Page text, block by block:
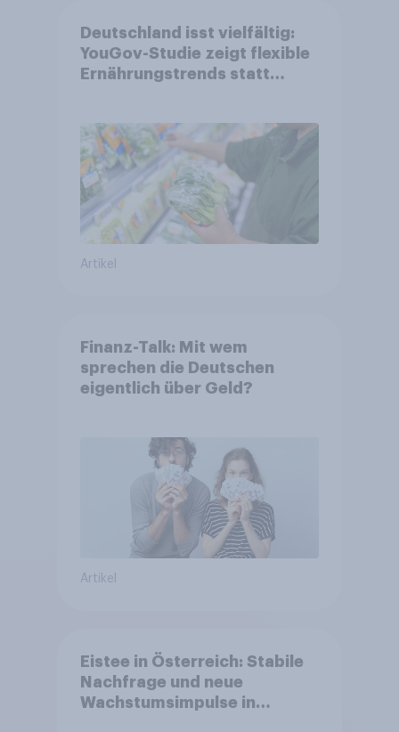
Deutschland isst vielfältig:
YouGov-Studie zeigt flexible
Ernährungstrends statt
Artikel
Finanz-Talk: Mit wem
sprechen die Deutschen
eigentlich über Geld?
Artikel
Eistee in Österreich: Stabile
Nachfrage und neue
Wachstumsimpulse in